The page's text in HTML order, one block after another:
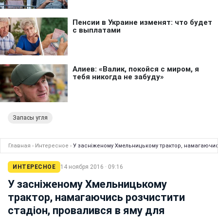
Запасы угля
Главная › Интересное › У засніженому Хмельницькому трактор,
ИНТЕРЕСНОЕ 14 ноября 2016 · 09:16
У засніженому Хмельницькому
трактор, намагаючись розчистити
стадіон, провалився в яму для